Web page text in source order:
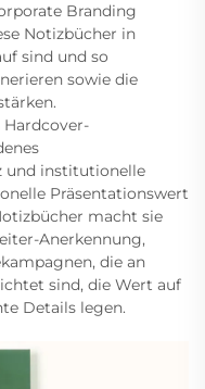
Branding
Notizbücher in
sind und so
sowie die
und institutionelle
Präsentationswert
macht sie
Anerkennung,
die an
sind, die Wert auf
Details legen.